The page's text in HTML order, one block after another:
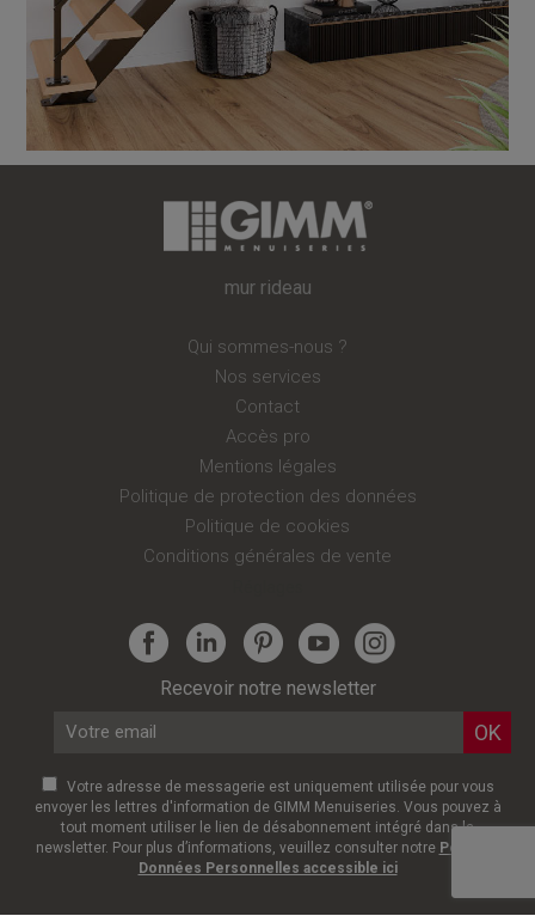
mur rideau
Qui sommes-nous ?
Nos services
Contact
Accès pro
Mentions légales
Politique de protection des données
Politique de cookies
Conditions générales de vente
Recevoir notre newsletter
Votre adresse de messagerie est uniquement utilisée pour vous
envoyer les lettres d'information de GIMM Menuiseries. Vous pouvez à
tout moment utiliser le lien de désabonnement intégré dans la
newsletter. Pour plus d’informations, veuillez consulter notre Politique
Données Personnelles accessible ici